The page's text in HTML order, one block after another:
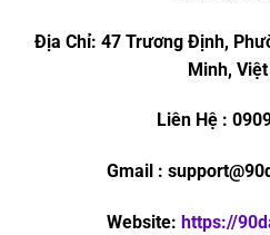
Địa Chỉ: 47 Trương Định,
Minh,
Liên Hệ :
Gmail :
Website: https://